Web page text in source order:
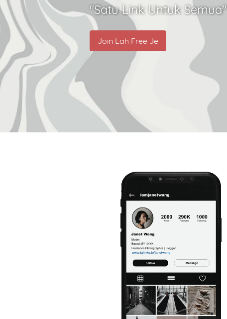
"Satu Link Untuk Semua"
Join Lah Free Je